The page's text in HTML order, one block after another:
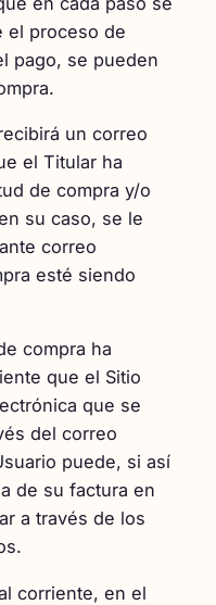
el proceso de
pago, se pueden
un correo
el Titular ha
de compra y/o
su caso, se le
correo
esté siendo
compra ha
que el Sitio
que se
del correo
puede, si así
de su factura en
a través de los
corriente, en el